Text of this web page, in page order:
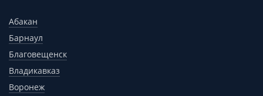
Абакан
Барнаул
Благовещенск
Владикавказ
Воронеж